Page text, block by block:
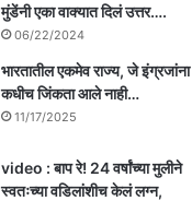
मुंडेंनी एका वाक्यात दिलं उत्तर….
06/22/2024
भारतातील एकमेव राज्य, जे इंग्रजांना
कधीच जिंकता आले नाही…
11/17/2025
video : बाप रे! 24 वर्षांच्या मुलीने
स्वतःच्या वडिलांशीच केलं लग्न,